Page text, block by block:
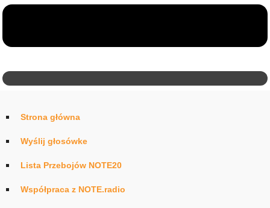
Strona główna
Wyślij głosówke
Lista Przebojów NOTE20
Współpraca z NOTE.radio